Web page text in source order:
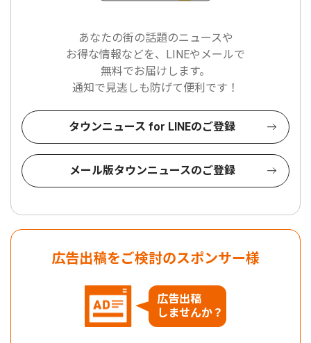
あなたの街の話題のニュースや
お得な情報などを、LINEやメールで
無料でお届けします。
通知で見逃しも防げて便利です！
タウンニュース for LINEのご登録
メール版タウンニュースのご登録
広告出稿をご検討のスポンサー様
広告出稿
しませんか？